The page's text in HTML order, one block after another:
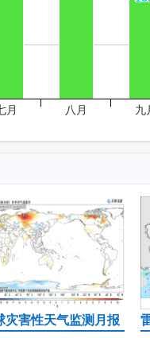
月 八月 九
灾害性天气监测月报